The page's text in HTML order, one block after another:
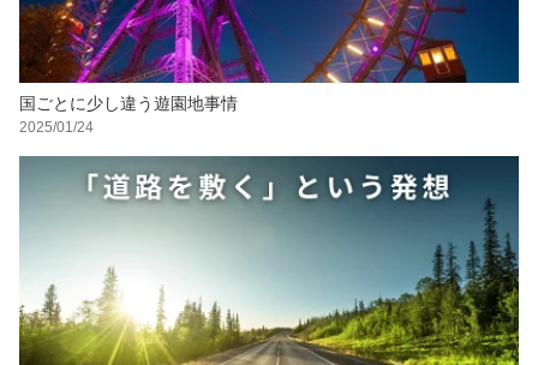
国ごとに少し違う遊園地事情
2025/01/24